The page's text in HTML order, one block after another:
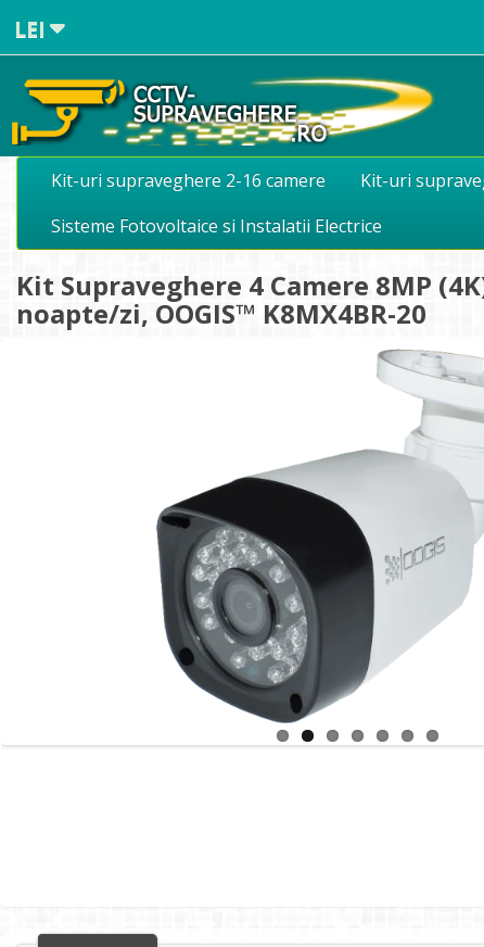
LEI
Kit-uri supraveghere 2-16 camere Kit-uri
Sisteme Fotovoltaice si Instalatii Electrice
Kit Supraveghere 4 Camere 8MP
noapte/zi, OOGIS™ K8MX4BR-20